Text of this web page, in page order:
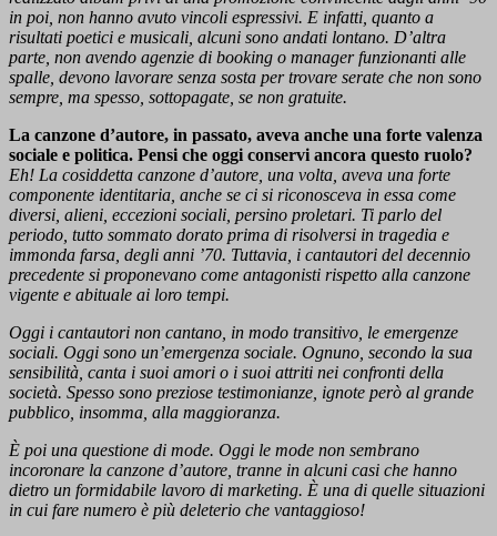
in poi, non hanno avuto vincoli espressivi. E infatti, quanto a
risultati poetici e musicali, alcuni sono andati lontano. D’altra
parte, non avendo agenzie di booking o manager funzionanti alle
spalle, devono lavorare senza sosta per trovare serate che non sono
sempre, ma spesso, sottopagate, se non gratuite.
La canzone d’autore, in passato, aveva anche una forte valenza
sociale e politica. Pensi che oggi conservi ancora questo ruolo?
Eh! La cosiddetta canzone d’autore, una volta, aveva una forte
componente identitaria, anche se ci si riconosceva in essa come
diversi, alieni, eccezioni sociali, persino proletari. Ti parlo del
periodo, tutto sommato dorato prima di risolversi in tragedia e
immonda farsa, degli anni ’70. Tuttavia, i cantautori del decennio
precedente si proponevano come antagonisti rispetto alla canzone
vigente e abituale ai loro tempi.
Oggi i cantautori non cantano, in modo transitivo, le emergenze
sociali. Oggi sono un’emergenza sociale. Ognuno, secondo la sua
sensibilità, canta i suoi amori o i suoi attriti nei confronti della
società. Spesso sono preziose testimonianze, ignote però al grande
pubblico, insomma, alla maggioranza.
È poi una questione di mode. Oggi le mode non sembrano
incoronare la canzone d’autore, tranne in alcuni casi che hanno
dietro un formidabile lavoro di marketing. È una di quelle situazioni
in cui fare numero è più deleterio che vantaggioso!